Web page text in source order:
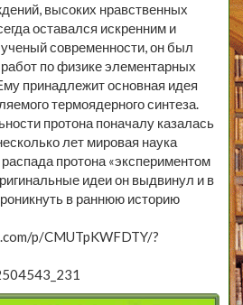
высоких нравственных
оставался искренним и
современности, он был
по физике элементарных
принадлежит основная идея
термоядерного синтеза.
протона поначалу казалась
лет мировая наука
протона «экспериментом
идеи он выдвинул и в
в раннюю историю
p/CMUTpKWFDTY/?